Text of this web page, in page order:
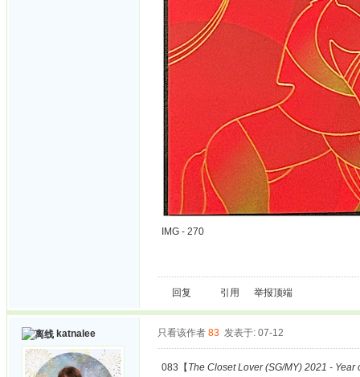
IMG - 270
回复 引用 举报顶端
katnalee 只看该作者 83 发表于: 07-12
083【 The Closet Lover (SG/MY) 2021 - Year